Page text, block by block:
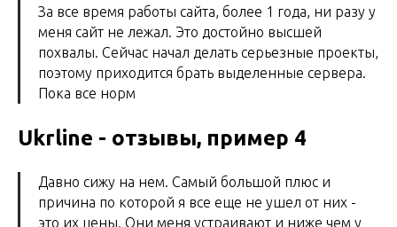
За все время работы сайта, более 1 года, ни разу у
меня сайт не лежал. Это достойно высшей
похвалы. Сейчас начал делать серьезные проекты,
поэтому приходится брать выделенные сервера.
Пока все норм
Ukrline - отзывы, пример 4
Давно сижу на нем. Самый большой плюс и
причина по которой я все еще не ушел от них -
это их цены. Они меня устраивают и ниже чем у